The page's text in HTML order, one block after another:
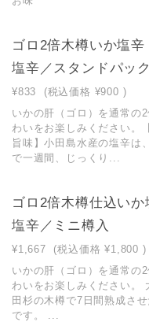
ゴロ2倍木樽いか塩辛
塩辛／スタンドパック
¥833 (税込価格 ¥900 )
いかの肝（ゴロ）を通常の
わいをお楽しみください。
旨味】小田島水産の塩辛は
で一週間、じっくり...
ゴロ2倍木樽仕込いか
塩辛／ミニ樽入
¥1,667 (税込価格 ¥1,800 )
いかの肝（ゴロ）を通常の
わいをお楽しみください。
田杉の木樽で7日間熟成さ
です。 ...